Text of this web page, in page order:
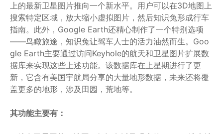
上的最新卫星图片推向一个新水平。用户可以在3D地图上
搜索特定区域，放大缩小虚拟图片，然后知识兔形成行车
指南。此外，Google Earth还精心制作了一个特别选项
——鸟瞰旅途，知识兔让驾车人士的活力油然而生。Goo
gle Earth主要通过访问Keyhole的航天和卫星图片扩展数
据库来实现这些上述功能。该数据库在上星期进行了更
新，它含有美国宇航局分享的大量地形数据，未来还将覆
盖更多的地形，涉及田园，荒地等。
其功能主要有：